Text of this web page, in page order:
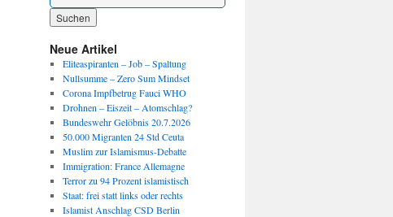
Neue Artikel
Eliteaspiranten – Job – Spaltung
Nullsumme – Zero Sum Mindset
Corona Impfbetrug Fauci WHO
Drohnen – Eiszeit – Atomschlag?
Bundeswehr Gelöbnis 20.7.2026
50.000 Migranten 24 Std Ceuta
Muslim zur Islamismus-Debatte
Immigration: France Allemagne
Terror zu 94 Prozent islamistisch
Staat: frei statt links oder rechts
Islamist Anschlag CSD Berlin